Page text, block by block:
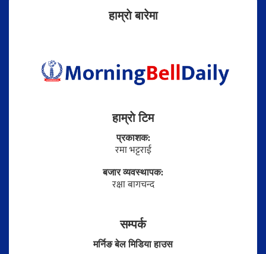
हाम्राे बारेमा
हाम्राे टिम
प्रकाशक:
रमा भट्टराई
बजार व्यवस्थापक:
रक्षा बागचन्द
सम्पर्क
मर्निङ बेल मिडिया हाउस